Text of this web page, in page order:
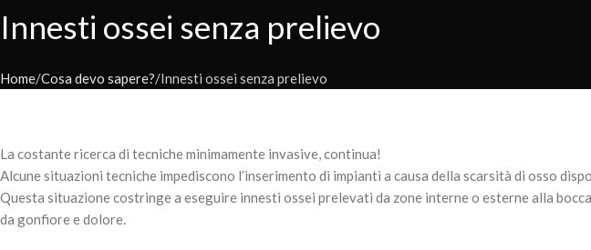
Innesti ossei senza prelievo
Home Cosa devo sapere? Innesti ossei senza prelievo
La costante ricerca di tecniche minimamente invasive, continua!
Alcune situazioni tecniche impediscono l’inserimento di impianti a causa della scarsità di osso
Questa situazione costringe a eseguire innesti ossei prelevati da zone interne o esterne alla
da gonfioreedolore.